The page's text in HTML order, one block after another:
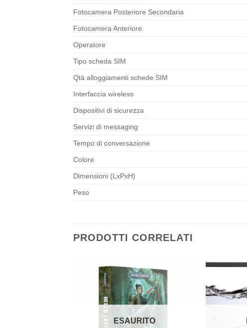
Fotocamera Posteriore Secondaria
Fotocamera Anteriore
Operatore
Tipo scheda SIM
Qtà alloggiamenti schede SIM
Interfaccia wireless
Dispositivi di sicurezza
Servizi di messaging
Tempo di conversazione
Colore
Dimensioni (LxPxH)
Peso
PRODOTTI CORRELATI
Aggiungi
desideri
ESAURITO